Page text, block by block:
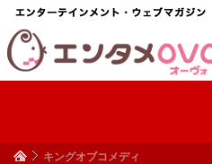
キングオブコメディ